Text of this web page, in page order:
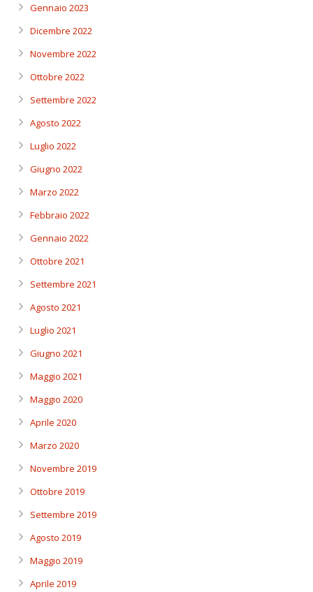
Gennaio 2023
Dicembre 2022
Novembre 2022
Ottobre 2022
Settembre 2022
Agosto 2022
Luglio 2022
Giugno 2022
Marzo 2022
Febbraio 2022
Gennaio 2022
Ottobre 2021
Settembre 2021
Agosto 2021
Luglio 2021
Giugno 2021
Maggio 2021
Maggio 2020
Aprile 2020
Marzo 2020
Novembre 2019
Ottobre 2019
Settembre 2019
Agosto 2019
Maggio 2019
Aprile 2019